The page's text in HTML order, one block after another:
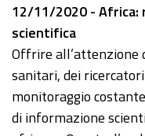
12/11/2020 - Africa:
scientifica
Offrire all’attenzione
sanitari, dei
monitoraggio
di informazione